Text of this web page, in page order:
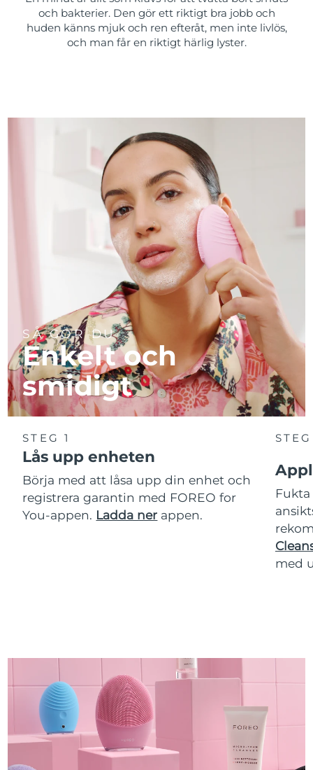
och bakterier. Den gör ett riktigt bra jobb och
huden känns mjuk och ren efteråt, men inte livlös,
och man får en riktigt härlig lyster.
SÅ GÖR DU
Enkelt och
smidigt
STEG 1
Lås upp enheten
Börja med att låsa upp din enhet och
registrera garantin med FOREO for
You-appen. Ladda ner appen.
med